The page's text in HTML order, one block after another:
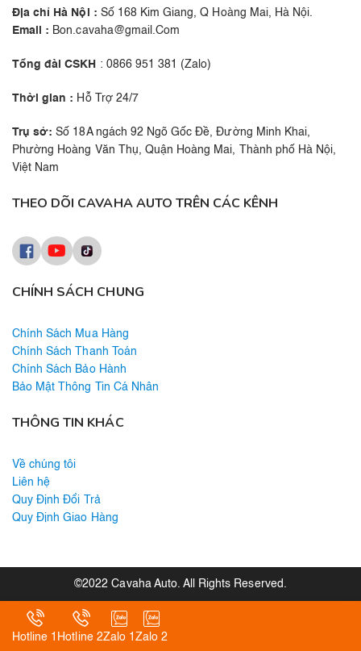
Địa chỉ Hà Nội : Số 168 Kim Giang, Q Hoàng Mai, Hà Nội.
Email : Bon.cavaha@gmail.Com
Tổng đài CSKH : 0866 951 381 (Zalo)
Thời gian : Hỗ Trợ 24/7
Trụ sở: Số 18A ngách 92 Ngõ Gốc Đề, Đường Minh Khai,
Phường Hoàng Văn Thụ, Quận Hoàng Mai, Thành phố Hà Nội,
Việt Nam
CHÍNH SÁCH CHUNG
Chính Sách Mua Hàng
Chính Sách Thanh Toán
Chính Sách Bảo Hành
Bảo Mật Thông Tin Cá Nhân
THÔNG TIN KHÁC
Về chúng tôi
Liên hệ
Quy Định Đổi Trả
Quy Định Giao Hàng
THEO DÕI CAVAHA AUTO TRÊN CÁC KÊNH
©2022 Cavaha Auto. All Rights Reserved.
Hotline 1 Hotline 2Zalo 1 Zalo 2